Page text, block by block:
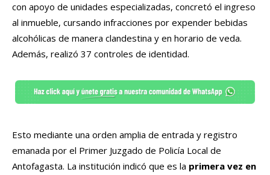
con apoyo de unidades especializadas, concretó el ingreso
al inmueble, cursando infracciones por expender bebidas
alcohólicas de manera clandestina y en horario de veda.
Además, realizó 37 controles de identidad.
Esto mediante una orden amplia de entrada y registro
emanada por el Primer Juzgado de Policía Local de
Antofagasta. La institución indicó que es la primera vez en